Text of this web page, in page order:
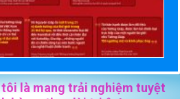
là mang trải nghiệm tuyệt